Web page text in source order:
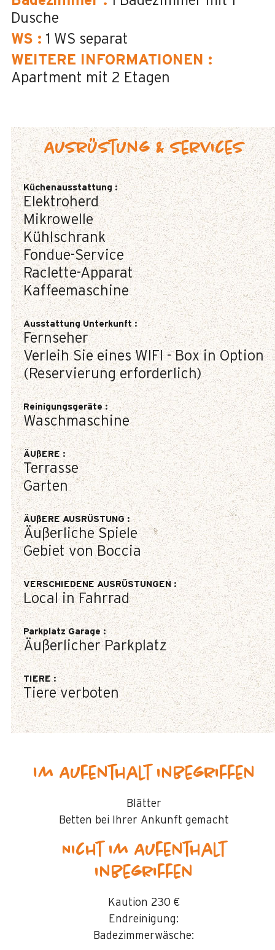
Dusche
WS : 1 WS separat
WEITERE INFORMATIONEN :
Apartment mit 2 Etagen
Ausrüstung & Services
Küchenausstattung :
Elektroherd
Mikrowelle
Kühlschrank
Fondue-Service
Raclette-Apparat
Kaffeemaschine
Ausstattung Unterkunft:
Fernseher
Verleih Sie eines WIFI - Box in Option
(Reservierung erforderlich)
Reinigungsgeräte:
Waschmaschine
ÄUßERE :
Terrasse
Garten
ÄUßERE AUSRÜSTUNG :
Äußerliche Spiele
Gebiet von Boccia
VERSCHIEDENE AUSRÜSTUNGEN :
Local in Fahrrad
Parkplatz Garage:
Äußerlicher Parkplatz
TIERE:
Tiere verboten
Im Aufenthalt inbegriffen
Blätter
Betten bei Ihrer Ankunft gemacht
Nicht im Aufenthalt
inbegriffen
Kaution 230 €
Endreinigung:
Badezimmerwäsche: